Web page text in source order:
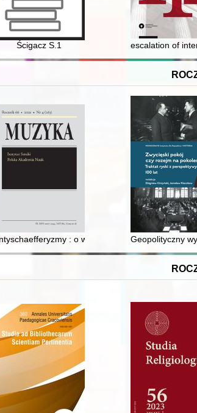
Sękowskim
Ścigacz S.1 escalation of
doktora "Honoris Causa"
: o wybranych postawach
Geopolityczny